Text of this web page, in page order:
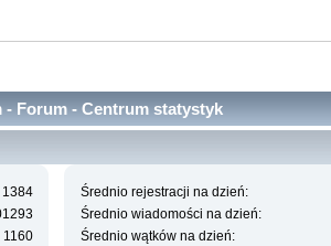
- Forum - Centrum statystyk
1384
1160
Średnio rejestracji na dzień:
Średnio wiadomości na dzień:
Średnio wątków na dzień: